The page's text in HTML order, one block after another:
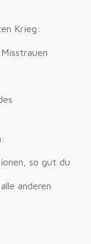
Krieg:
so gut du
anderen